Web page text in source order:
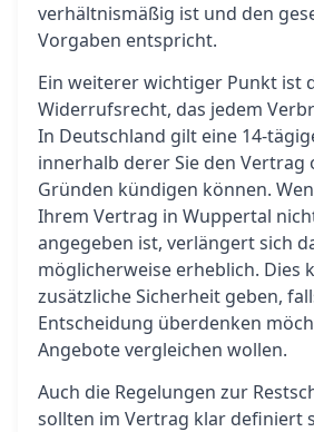
verhältnismäßig ist und den
Vorgaben entspricht.
Ein weiterer wichtiger Punkt ist
Widerrufsrecht, das jedem
In Deutschland gilt eine 14-
innerhalb derer Sie den Vertrag
Gründen kündigen können.
Ihrem Vertrag in Wuppertal
angegeben ist, verlängert sich
möglicherweise erheblich. Dies
zusätzliche Sicherheit geben,
Entscheidung überdenken
Angebote vergleichen wollen.
Auch die Regelungen zur
sollten im Vertrag klar definiert